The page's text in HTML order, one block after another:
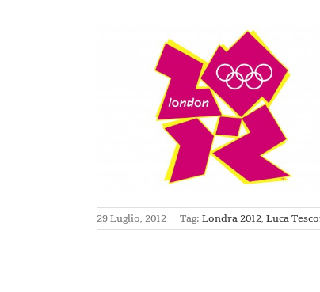
29 Luglio, 2012 | Tag: Londra 2012, Luca